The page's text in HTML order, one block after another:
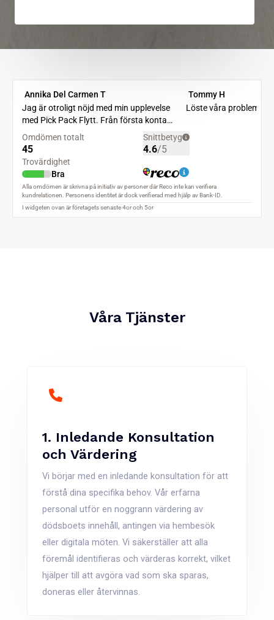
Våra Tjänster
1. Inledande Konsultation
och Värdering
Vi börjar med en inledande konsultation för att
förstå dina specifika behov. Vår erfarna
personal utför en noggrann värdering av
dödsboets innehåll, antingen via hembesök
eller digitala möten. Vi säkerställer att alla
föremål identifieras och värderas korrekt, vilket
hjälper till att avgöra vad som ska sparas,
doneras eller återvinnas.